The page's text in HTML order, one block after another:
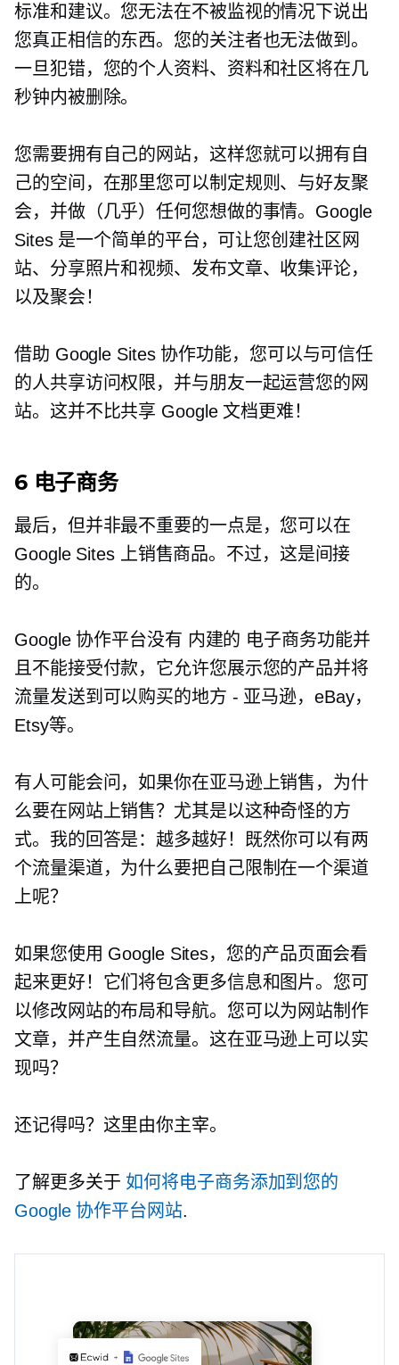
标准和建议。您无法在不被监视的情况下说出
您真正相信的东西。您的关注者也无法做到。
一旦犯错，您的个人资料、资料和社区将在几
秒钟内被删除。
您需要拥有自己的网站，这样您就可以拥有自
己的空间，在那里您可以制定规则、与好友聚
会，并做（几乎）任何您想做的事情。Google
Sites 是一个简单的平台，可让您创建社区网
站、分享照片和视频、发布文章、收集评论，
以及聚会！
借助 Google Sites 协作功能，您可以与可信任
的人共享访问权限，并与朋友一起运营您的网
站。这并不比共享 Google 文档更难！
6 电子商务
最后，但并非最不重要的一点是，您可以在
Google Sites 上销售商品。不过，这是间接
的。
Google 协作平台没有 内建的 电子商务功能并
且不能接受付款，它允许您展示您的产品并将
流量发送到可以购买的地方 - 亚马逊，eBay，
Etsy等。
有人可能会问，如果你在亚马逊上销售，为什
么要在网站上销售？尤其是以这种奇怪的方
式。我的回答是：越多越好！既然你可以有两
个流量渠道，为什么要把自己限制在一个渠道
上呢？
如果您使用 Google Sites，您的产品页面会看
起来更好！它们将包含更多信息和图片。您可
以修改网站的布局和导航。您可以为网站制作
文章，并产生自然流量。这在亚马逊上可以实
现吗？
还记得吗？这里由你主宰。
了解更多关于 如何将电子商务添加到您的
Google 协作平台网站.